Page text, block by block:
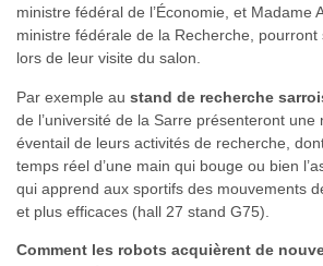
ministre fédéral de l’Économie, et Madame
ministre fédérale de la Recherche, pourront
lors de leur visite du salon.
Par exemple au stand de recherche
de l’université de la Sarre présenteront une
éventail de leurs activités de recherche,
temps réel d’une main qui bouge ou bien
qui apprend aux sportifs des mouvements
et plus efficaces (hall 27 stand G75).
Comment les robots acquièrent de